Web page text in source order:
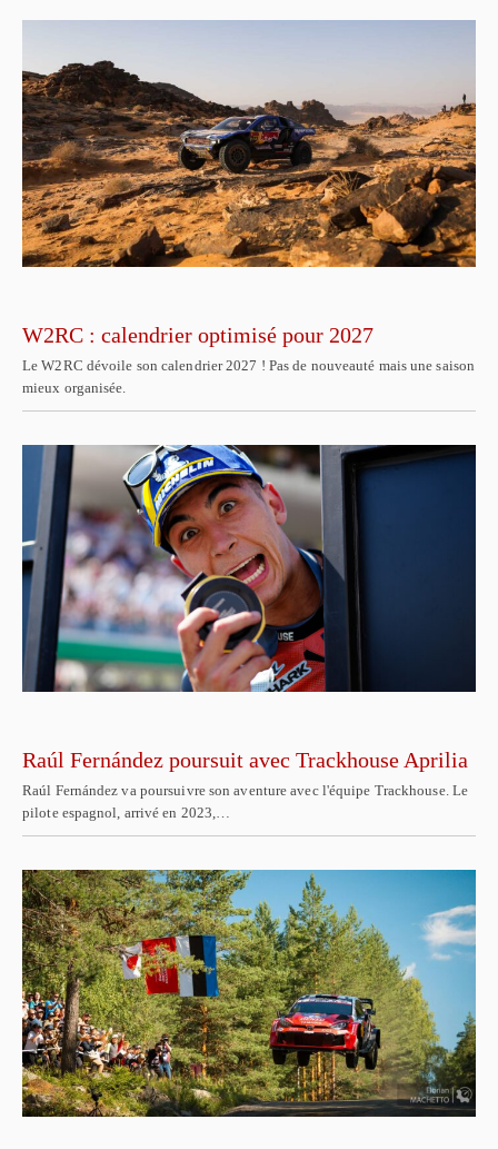
W2RC : calendrier optimisé pour 2027
Le W2RC dévoile son calendrier 2027 ! Pas de nouveauté mais une saison
mieux organisée.
Raúl Fernández poursuit avec Trackhouse Aprilia
Raúl Fernández va poursuivre son aventure avec l'équipe Trackhouse. Le
pilote espagnol, arrivé en 2023,…